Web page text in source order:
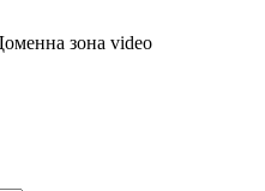
зона video